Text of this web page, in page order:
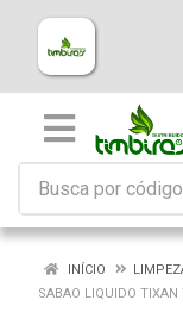
INÍCIO
SABAO LIQUIDO